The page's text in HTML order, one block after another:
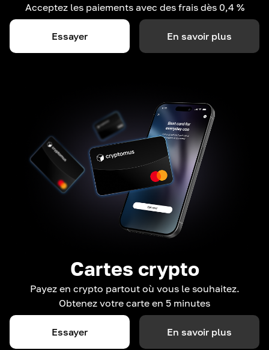
Acceptez les paiements avec des frais dès 0,4 %
Essayer En savoir plus
Cartes crypto
Payez en crypto partout où vous le souhaitez.
Obtenez votre carte en 5 minutes
Essayer En savoir plus